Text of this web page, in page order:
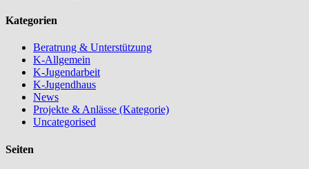
Kategorien
Beratrung & Unterstützung
K-Allgemein
K-Jugendarbeit
K-Jugendhaus
News
Projekte & Anlässe (Kategorie)
Uncategorised
Seiten